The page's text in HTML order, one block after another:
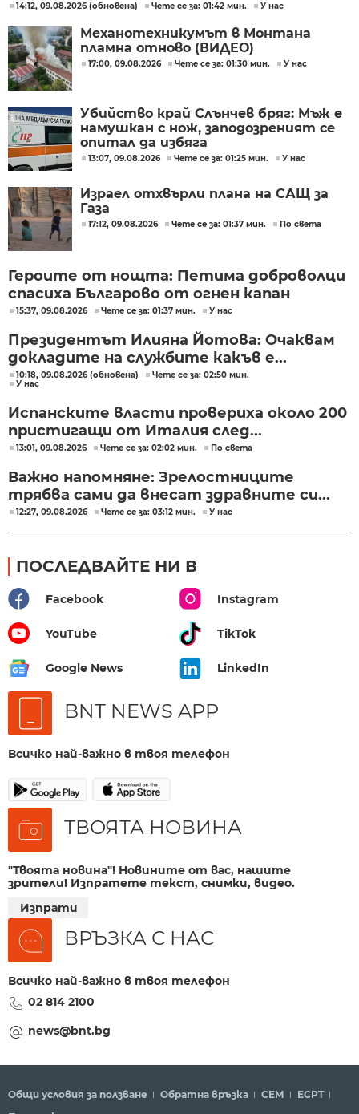
14:12, 09.08.2026 (обновена) Чете се за: 01:42 мин. У нас
Механотехникумът в Монтана
пламна отново (ВИДЕО)
17:00, 09.08.2026 Чете се за: 01:30 мин. У нас
Убийство край Слънчев бряг: Мъж е
намушкан с нож, заподозреният се
опитал да избяга
13:07, 09.08.2026 Чете се за: 01:25 мин. У нас
Израел отхвърли плана на САЩ за
Газа
17:12, 09.08.2026 Чете се за: 01:37 мин. По света
Героите от нощта: Петима доброволци
спасиха Българово от огнен капан
15:37, 09.08.2026 Чете се за: 01:37 мин. У нас
Президентът Илияна Йотова: Очаквам
докладите на службите какъв е...
10:18, 09.08.2026 (обновена)
Чете се за: 02:50 мин.
У нас
Испанските власти провериха около 200
пристигащи от Италия след...
13:01, 09.08.2026 Чете се за: 02:02 мин. По света
Важно напомняне: Зрелостниците
трябва сами да внесат здравните си...
12:27, 09.08.2026 Чете се за: 03:12 мин. У нас
ПОСЛЕДВАЙТЕ НИ В
Facebook Instagram
YouTube TikTok
Google News LinkedIn
BNT NEWS APP
Всичко най-важно в твоя телефон
ТВОЯТА НОВИНА
"Твоята новина"! Новините от вас, нашите
зрители! Изпратете текст, снимки, видео.
Изпрати
ВРЪЗКА С НАС
Всичко най-важно в твоя телефон
02 814 2100
news@bnt.bg
Общи условия за ползване Обратна връзка СЕМ
ECPT